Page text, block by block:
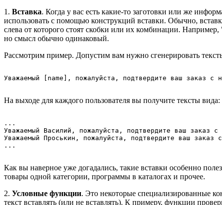
1. Вставка. Когда у вас есть какие-то заготовки или же
использовать с помощью конструкций вставки. Обычно,
слева от которого стоят скобки или их комбинации. Например,
но смысл обычно одинаковый.
Рассмотрим пример. Допустим вам нужно сгенерировать
На выходе для каждого пользователя вы получите тексты вида:
...
Уважаемый Василий, пожалуйста, подтвердите ваш заказ с
Уважаемый Проськин, пожалуйста, подтвердите ваш заказ
Как вы наверное уже догадались, такие вставки особенно
товары одной категории, программы в каталогах и прочее.
2. Условные функции. Это некоторые специализированные
текст вставлять (или не вставлять). К примеру, функции